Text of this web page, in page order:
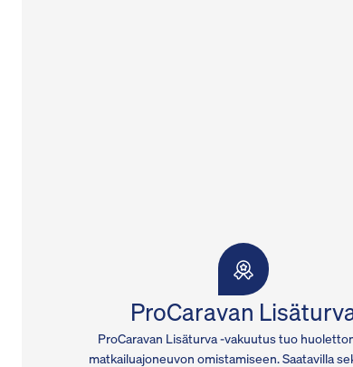
ProCaravan
ProCaravan Lisäturva -vakuutus tuo
matkailuajoneuvon omistamiseen. Saatavilla